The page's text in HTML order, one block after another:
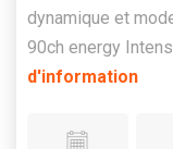
dynamique et
90ch energy
d'information